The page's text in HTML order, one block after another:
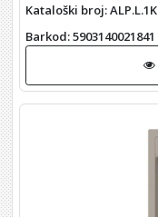
Kataloški broj:
Barkod: 5903140021841